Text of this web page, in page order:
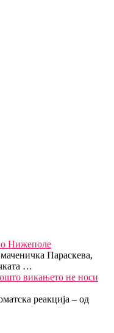
Нижеполе
Параскева,
…
викањето не носи
реакција – од